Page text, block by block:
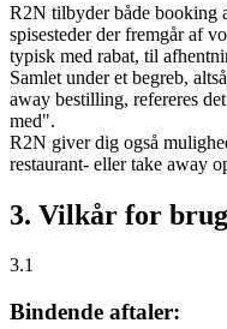
R2N tilbyder både booking
spisesteder der fremgår af
typisk med rabat, til
Samlet under et begreb,
away bestilling, refereres
med".
R2N giver dig også
restaurant- eller take away
3. Vilkår for
3.1
Bindende aftaler: